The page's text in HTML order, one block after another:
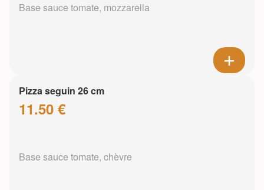
Base sauce tomate, mozzarella
Pizza seguin 26 cm
11.50 €
Base sauce tomate, chèvre